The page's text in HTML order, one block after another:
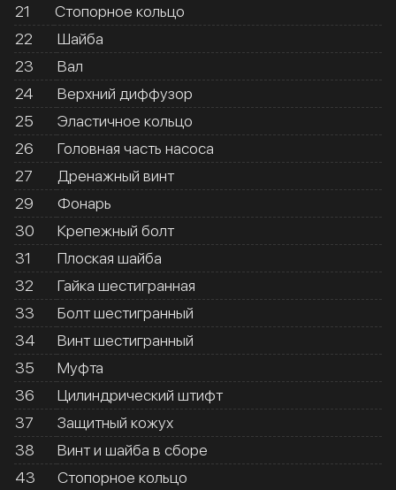
21
Стопорное кольцо
22
Шайба
23
Вал
24
Верхний диффузор
25
Эластичное кольцо
26
Головная часть насоса
27
Дренажный винт
29
Фонарь
30
Крепежный болт
31
Плоская шайба
32
Гайка шестигранная
33
Болт шестигранный
34
Винт шестигранный
35
Муфта
36
Цилиндрический штифт
37
Защитный кожух
38
Винт и шайба в сборе
43
Стопорное кольцо